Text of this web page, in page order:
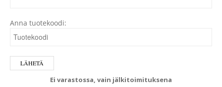
Anna tuotekoodi:
Ei varastossa, vain jälkitoimituksena